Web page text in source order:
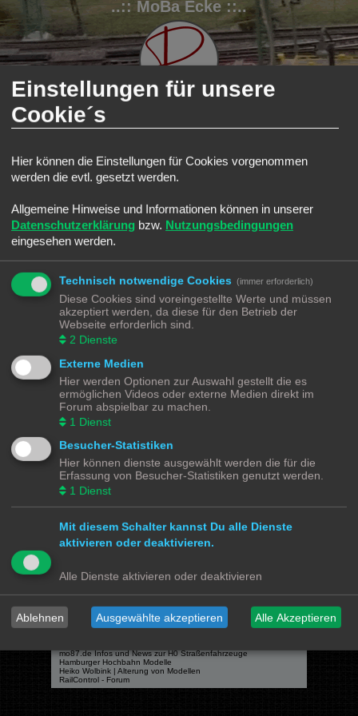
..:: MoBa Ecke ::..
FAQ Registrieren
Modellbahnforum Forum Suche
Aktive Themen
Zur erweiterten Suche
Die Suche ergab 0 Treffer • Seite
Es wurden keine passenden Ergebnisse gefunden.
Die Suche ergab 0 Treffer • Seite1 von1
Gehe zu
Modellbahnforum
Powered by
Datenschutz|Nutzungsbedingungen
Webseiten
Das Mittelleiter Magazin
Olli's Modellbahn Seite
Social Media
lenasmodellbahn <- Instagram
johns MOBA <- YouTube
Länderbahnzeit im Modell <- Facebook
mo87.de Infos und News zur H0 Straßenfahrzeuge
Hamburger Hochbahn Modelle
Heiko Wolbink | Alterung von Modellen
RailControl - Forum
Einstellungen für unsere
Cookie´s
Hier können die Einstellungen für Cookies vorgenommen
werden die evtl. gesetzt werden.
Allgemeine Hinweise und Informationen können in unserer
Datenschutzerklärung bzw. Nutzungsbedingungen
eingesehen werden.
Technisch notwendige Cookies (immer erforderlich)
Diese Cookies sind voreingestellte Werte und müssen
akzeptiert werden, da diese für den Betrieb der
Webseite erforderlich sind.
2 Dienste
Externe Medien
Hier werden Optionen zur Auswahl gestellt die es
ermöglichen Videos oder externe Medien direkt im
Forum abspielbar zu machen.
1 Dienst
Besucher-Statistiken
Hier können dienste ausgewählt werden die für die
Erfassung von Besucher-Statistiken genutzt werden.
1 Dienst
Mit diesem Schalter kannst Du alle Dienste
aktivieren oder deaktivieren.
Alle Dienste aktivieren oder deaktivieren
Ablehnen Ausgewählte akzeptieren Alle Akzeptieren